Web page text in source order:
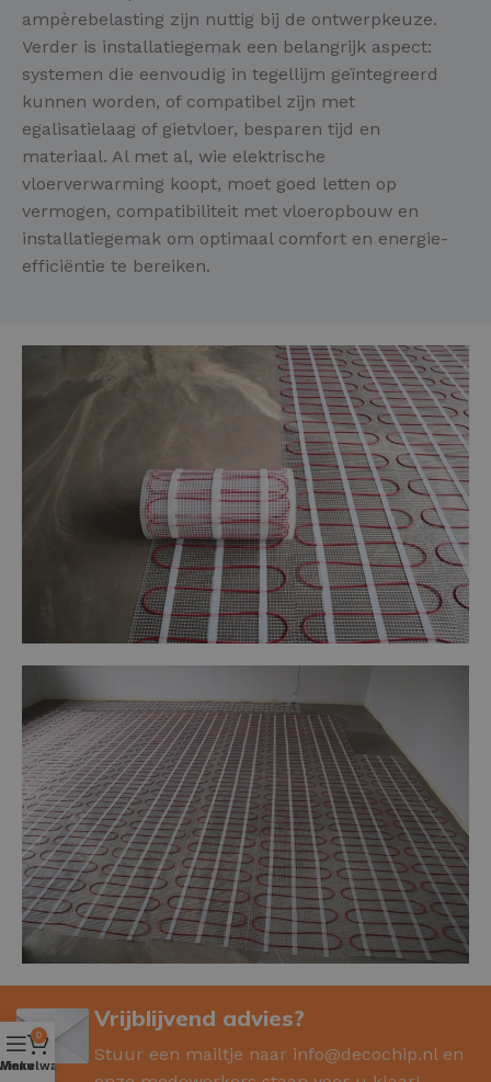
ampèrebelasting zijn nuttig bij de ontwerpkeuze.
Verder is installatiegemak een belangrijk aspect:
systemen die eenvoudig in tegellijm geïntegreerd
kunnen worden, of compatibel zijn met
egalisatielaag of gietvloer, besparen tijd en
materiaal. Al met al, wie elektrische
vloerverwarming koopt, moet goed letten op
vermogen, compatibiliteit met vloeropbouw en
installatiegemak om optimaal comfort en energie-
efficiëntie te bereiken.
Vrijblijvend advies?
Stuur een mailtje naar info@decochip.nl en
Menu
0